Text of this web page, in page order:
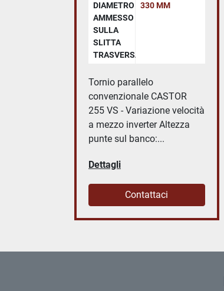
DIAMETRO
AMMESSO
SULLA
SLITTA
TRASVERSALE:
330 MM
Tornio parallelo
convenzionale CASTOR
255 VS - Variazione velocità
a mezzo inverter Altezza
punte sul banco:...
Dettagli
Contattaci